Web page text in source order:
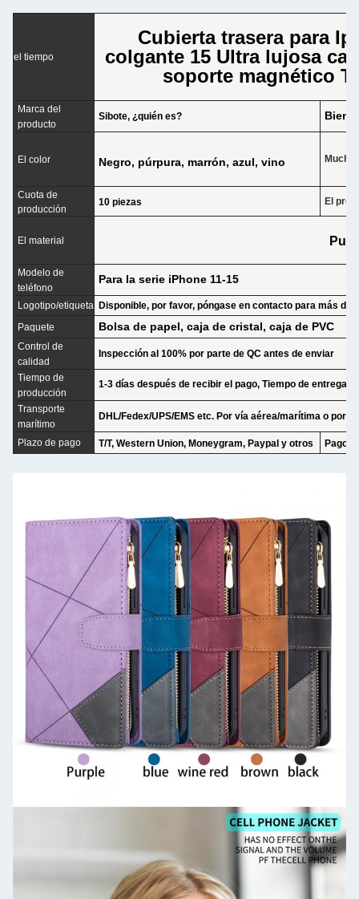
el tiempo
Cubierta trasera para
colgante 15 Ultra lujosa
soporte magnético
Marca del
producto
Sibote, ¿quién es?
El color Negro, púrpura, marrón, azul, vino
Cuota de
producción
10 piezas El
El material
Modelo de
teléfono
Para la serie iPhone 11-15
Logotipo/etiqueta Disponible, por favor, póngase en contacto para más
Paquete
Bolsa de papel, caja de cristal, caja de PVC
Control de
calidad
Inspección al 100% por parte de QC antes de enviar
Tiempo de
producción
1-3 días después de recibir el pago, Tiempo de entrega
Transporte
marítimo
DHL/Fedex/UPS/EMS etc. Por vía aérea/marítima o por
Plazo de pago T/T, Western Union, Moneygram, Paypal y otros Pago